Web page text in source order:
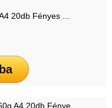
20db Fényes ...